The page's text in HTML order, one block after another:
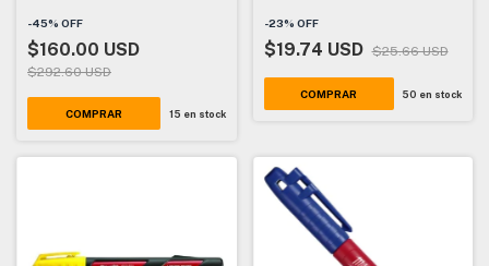
-45% OFF
$160.00 USD
$292.60 USD
COMPRAR 15 en stock
-23% OFF
$19.74 USD $25.66 USD
50 en stock